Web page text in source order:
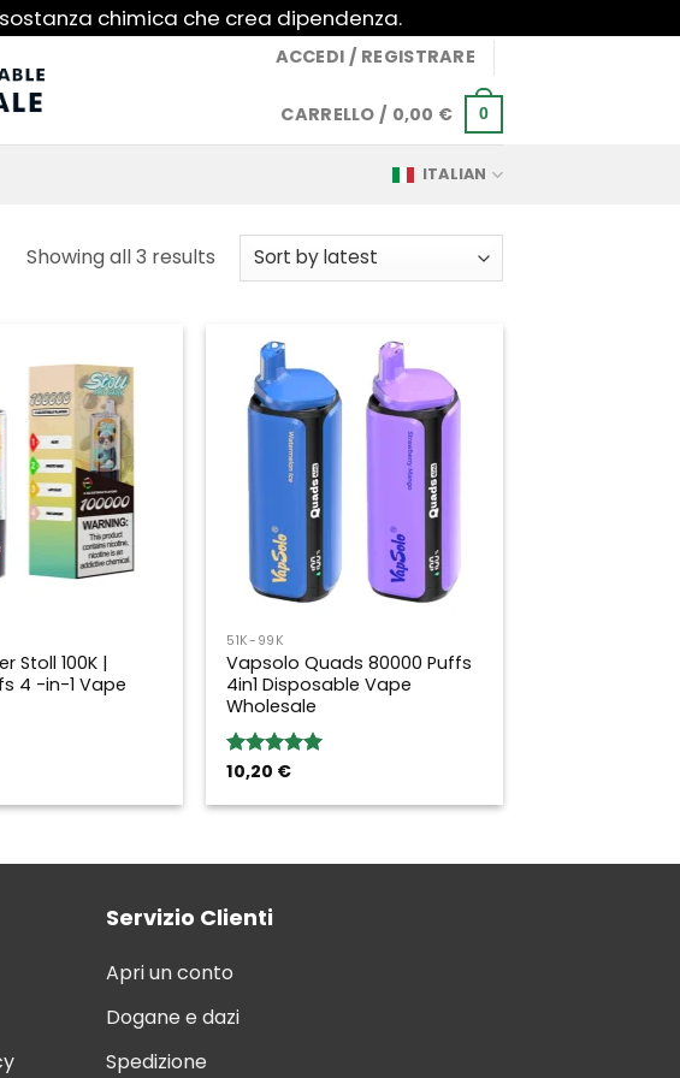
chimica che crea dipendenza.
ACCEDI / REGISTRARE
CARRELLO / 0,00 € 0
ITALIAN
Showing all 3 resultsSorted
Stoll 100K |
4 -in-1 Vape
51K-99K
Vapsolo Quads 80000 Puffs
4in1 Disposable Vape
Wholesale
Rated5.00
10,20 €
Servizio Clienti
Apri un conto
Dogane e dazi
Spedizione